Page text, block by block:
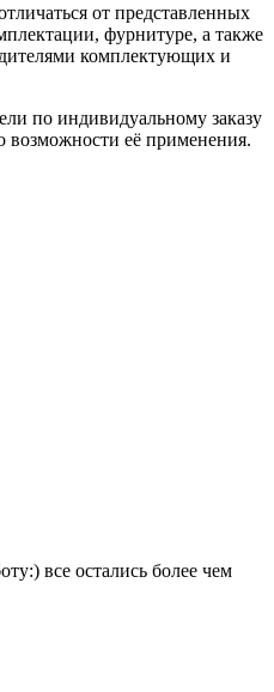
от представленных
фурнитуре, а также
комплектующих и
по индивидуальному заказу
возможности её применения.
все остались более чем